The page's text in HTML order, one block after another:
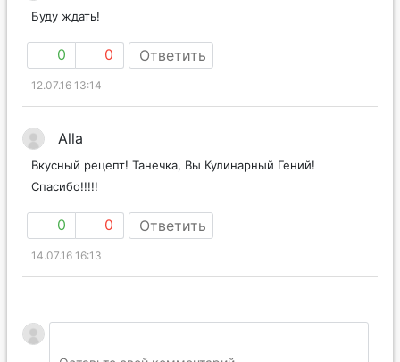
Буду ждать!
0 0 Ответить
12.07.16 13:14
Alla
Вкусный рецепт! Танечка, Вы Кулинарный Гений!
Спасибо!!!!!
0 0 Ответить
14.07.16 16:13